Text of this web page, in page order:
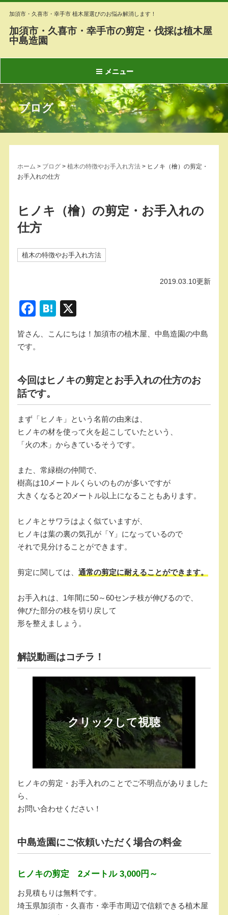
加須市・久喜市・幸手市 植木屋選びのお悩み解消します！
加須市・久喜市・幸手市の剪定・伐採は植木屋
中島造園
メニュー
ブログ
ホーム > ブログ >植木の特徴やお手入れ方法 > ヒノキ（檜）の剪定・
お手入れの仕方
ヒノキ（檜）の剪定・お手入れの
仕方
植木の特徴やお手入れ方法
2019.03.10更新
F
c
b
o
o
k
H
e
a
皆さん、こんにちは！加須市の植木屋、中島造園の中島
です。
今回はヒノキの剪定とお手入れの仕方のお
話です。
まず「ヒノキ」という名前の由来は、
ヒノキの材を使って火を起こしていたという、
「火の木」からきているそうです。
また、常緑樹の仲間で、
樹高は10メートルくらいのものが多いですが
大きくなると20メートル以上になることもあります。
ヒノキとサワラはよく似ていますが、
ヒノキは葉の裏の気孔が「Y」になっているので
それで見分けることができます。
剪定に関しては、通常の剪定に耐えることができます。
お手入れは、1年間に50～60センチ枝が伸びるので、
伸びた部分の枝を切り戻して
形を整えましょう。
解説動画はコチラ！
ヒノキの剪定・お手入れのことでご不明点がありました
ら、
お問い合わせください！
中島造園にご依頼いただく場合の料金
ヒノキの剪定 2メートル 3,000円～
お見積もりは無料です。
埼玉県加須市・久喜市・幸手市周辺で信頼できる植木屋